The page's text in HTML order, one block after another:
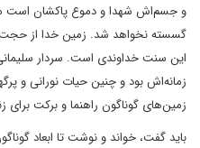
و جسم‌اش شهدا و دموع پاکشان است
گسسته نخواهد شد. زمین خدا از حجت
این سنت خداوندی است. سردار
زمانه‌اش بود و چنین حیات نورانی و
زمین‌های گوناگون راهنما و برکت برای
باید گفت، خواند و نوشت تا ابعاد